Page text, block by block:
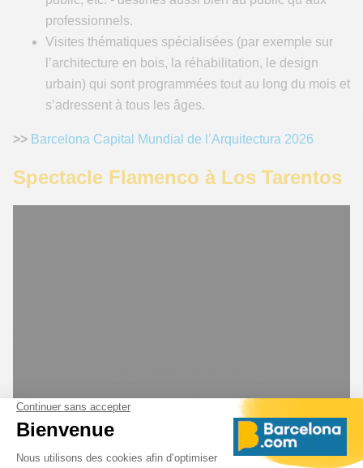
professionnels.
Visites thématiques spécialisées (par exemple sur
l’architecture en bois, la réhabilitation, le design
urbain) qui sont programmées tout au long du mois et
s’adressent à tous les âges.
>> Barcelona Capital Mundial de l’Arquitectura 2026
Spectacle Flamenco à Los Tarentos